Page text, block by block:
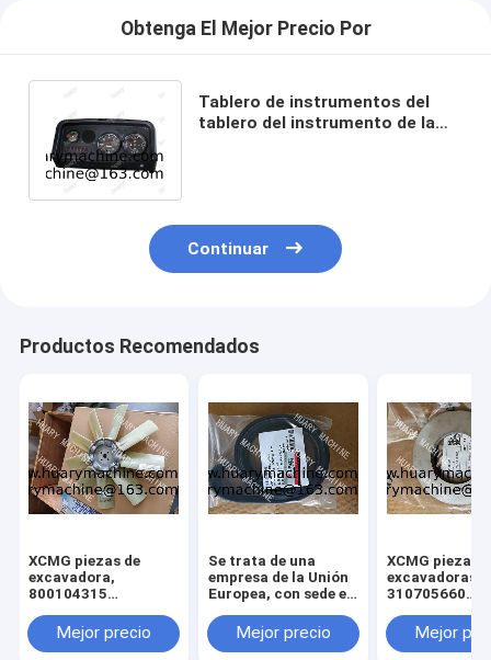
Obtenga El Mejor Precio Por
Tablero de instrumentos del
tablero del instrumento de la
Continuar
Productos Recomendados
XCMG piezas de
excavadora,
800104315
xcmg xe 130 xe 150
Mejor precio
Se trata de una
empresa de la Unión
Europea, con sede en
Mejor precio
XCMG piezas
excavadoras,
310705660
3299000666
329900710
Mejor